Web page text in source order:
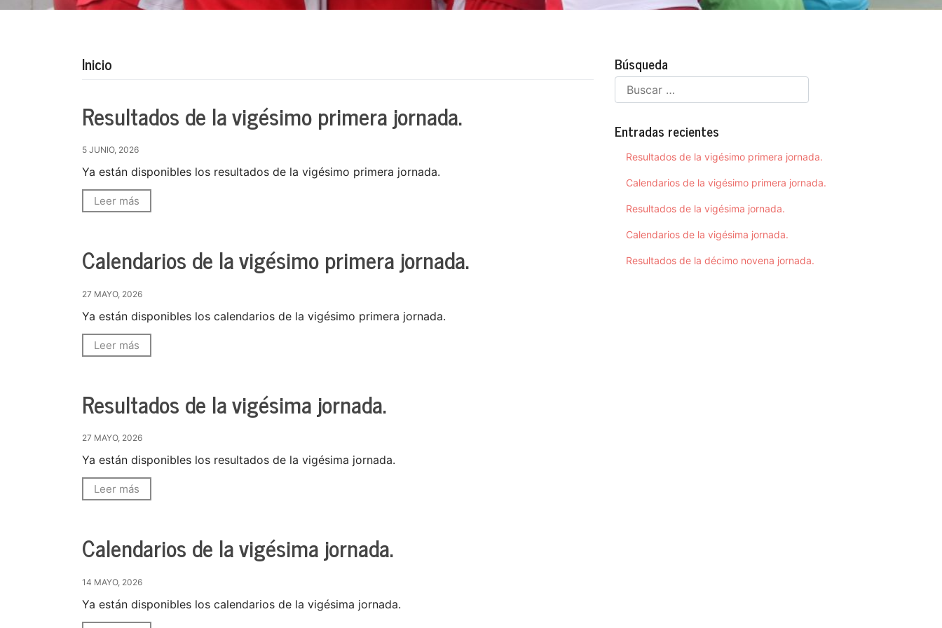
Inicio
Resultados de la vigésimo primera jornada.
5 JUNIO, 2026
Ya están disponibles los resultados de la vigésimo primera jornada.
Leer más
Calendarios de la vigésimo primera jornada.
27 MAYO, 2026
Ya están disponibles los calendarios de la vigésimo primera jornada.
Leer más
Resultados de la vigésima jornada.
27 MAYO, 2026
Ya están disponibles los resultados de la vigésima jornada.
Leer más
Calendarios de la vigésima jornada.
14 MAYO, 2026
Ya están disponibles los calendarios de la vigésima jornada.
Búsqueda
Entradas recientes
Resultados de la vigésimo primera jornada.
Calendarios de la vigésimo primera jornada.
Resultados de la vigésima jornada.
Calendarios de la vigésima jornada.
Resultados de la décimo novena jornada.